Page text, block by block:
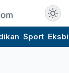
Sport